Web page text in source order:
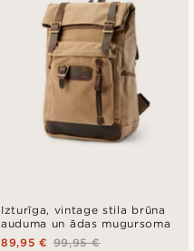
Izturīga, vintage stila brūna
auduma un ādas mugursoma
99,95 €
89,95 €